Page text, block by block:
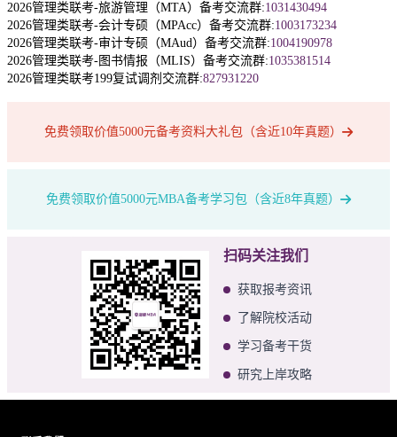
2026管理类联考-旅游管理（MTA）备考交流群:1031430494
2026管理类联考-会计专硕（MPAcc）备考交流群:1003173234
2026管理类联考-审计专硕（MAud）备考交流群:1004190978
2026管理类联考-图书情报（MLIS）备考交流群:1035381514
2026管理类联考199复试调剂交流群:827931220
免费领取价值5000元备考资料大礼包（含近10年真题）
免费领取价值5000元MBA备考学习包（含近8年真题）
扫码关注我们
获取报考资讯
了解院校活动
学习备考干货
研究上岸攻略